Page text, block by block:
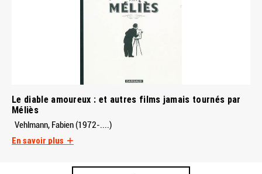
Le diable amoureux : et autres films jamais tournés par
Méliès
Vehlmann, Fabien (1972-....)
En savoir plus